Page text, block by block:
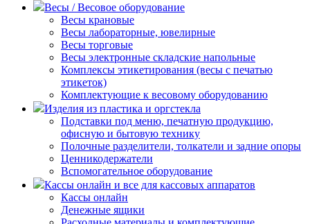
Весы / Весовое оборудование
Весы крановые
Весы лабораторные, ювелирные
Весы торговые
Весы электронные складские напольные
Комплексы этикетирования (весы с печатью
этикеток)
Комплектующие к весовому оборудованию
Изделия из пластика и оргстекла
Подставки под меню, печатную продукцию,
офисную и бытовую технику
Полочные разделители, толкатели и задние опоры
Ценникодержатели
Вспомогательное оборудование
Кассы онлайн и все для кассовых аппаратов
Кассы онлайн
Денежные ящики